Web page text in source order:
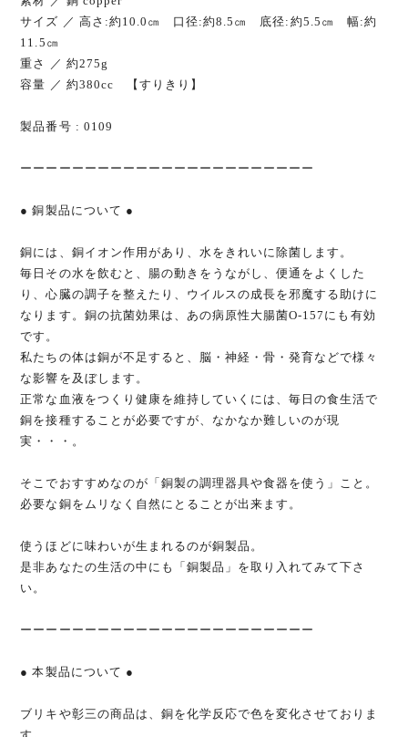
サイズ ／ 高さ:約10.0㎝ 口径:約8.5㎝ 底径:約5.5㎝ 幅:約
11.5㎝
重さ ／ 約275g
容量 ／ 約380cc 【すりきり】
製品番号 : 0109
ーーーーーーーーーーーーーーーーーーーーーーー
● 銅製品について ●
銅には、銅イオン作用があり、水をきれいに除菌します。
毎日その水を飲むと、腸の動きをうながし、便通をよくした
り、心臓の調子を整えたり、ウイルスの成長を邪魔する助けに
なります。銅の抗菌効果は、あの病原性大腸菌O-157にも有効
です。
私たちの体は銅が不足すると、脳・神経・骨・発育などで様々
な影響を及ぼします。
正常な血液をつくり健康を維持していくには、毎日の食生活で
銅を接種することが必要ですが、なかなか難しいのが現
実・・・。
そこでおすすめなのが「銅製の調理器具や食器を使う」こと。
必要な銅をムリなく自然にとることが出来ます。
使うほどに味わいが生まれるのが銅製品。
是非あなたの生活の中にも「銅製品」を取り入れてみて下さ
い。
ーーーーーーーーーーーーーーーーーーーーーーー
● 本製品について ●
ブリキや彰三の商品は、銅を化学反応で色を変化させておりま